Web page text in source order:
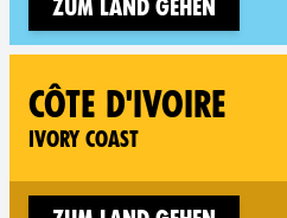
Zum Land gehen
CÔTE D'IVOIRE
IVORY COAST